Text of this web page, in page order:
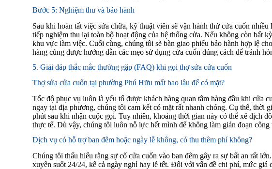
Bước 5: Nghiệm thu và bảo hành
Sau khi hoàn tất việc sửa chữa, kỹ thuật viên sẽ vận hành thử cửa cuốn
tiếp nghiệm thu lại toàn bộ hoạt động của hệ thống cửa. Nếu không còn bất
khu vực làm việc. Cuối cùng, chúng tôi sẽ bàn giao phiếu bảo hành hợp lệ
hàng cũng được hướng dẫn các mẹo sử dụng cửa cuốn đúng cách để tránh
5. Giải đáp thắc mắc thường gặp (FAQ) khi gọi thợ sửa cửa cuốn
Thợ sửa cửa cuốn tại phường Phú Hữu mất bao lâu để có mặt?
Tốc độ phục vụ luôn là yếu tố được khách hàng quan tâm hàng đầu khi cửa
ngay tại địa phương, chúng tôi cam kết có mặt rất nhanh chóng. Cụ thể, thời
phút sau khi nhận cuộc gọi. Tuy nhiên, khoảng thời gian này có thể xê dịch
thực tế. Dù vậy, chúng tôi luôn nỗ lực hết mình để không làm gián đoạn công
Dịch vụ có hỗ trợ ban đêm hoặc ngày lễ không, có thu thêm phí không?
Chúng tôi thấu hiểu rằng sự cố cửa cuốn vào ban đêm gây ra sự bất an rất
xuyên suốt 24/24, kể cả ngày nghỉ hay lễ tết. Đối với vấn đề chi phí, mức